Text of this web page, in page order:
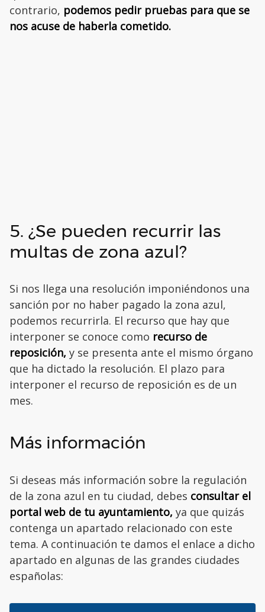
contrario, podemos pedir pruebas para que se
nos acuse de haberla cometido.
5. ¿Se pueden recurrir las
multas de zona azul?
Si nos llega una resolución imponiéndonos una
sanción por no haber pagado la zona azul,
podemos recurrirla. El recurso que hay que
interponer se conoce como recurso de
reposición, y se presenta ante el mismo órgano
que ha dictado la resolución. El plazo para
interponer el recurso de reposición es de un
mes.
Más información
Si deseas más información sobre la regulación
de la zona azul en tu ciudad, debes consultar el
portal web de tu ayuntamiento, ya que quizás
contenga un apartado relacionado con este
tema. A continuación te damos el enlace a dicho
apartado en algunas de las grandes ciudades
españolas: